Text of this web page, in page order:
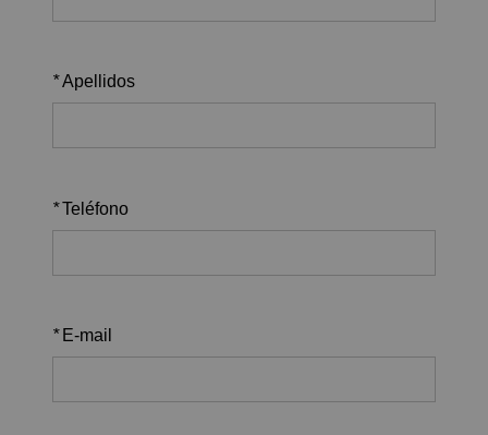
*Apellidos
*Teléfono
* E-mail